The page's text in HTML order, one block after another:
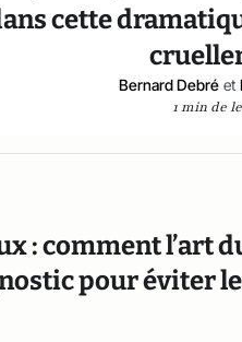
cette
Bernard Debré et
1 min de
: comment l’art
pour éviter